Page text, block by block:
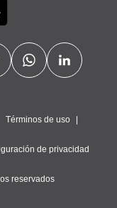
Términos de uso
de privacidad
reservados